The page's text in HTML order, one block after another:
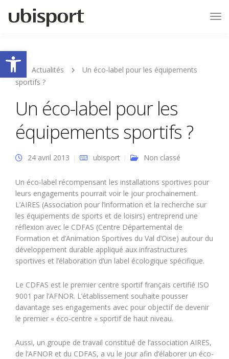
Ouvrir la barre d’outils
Actualités
Un éco-label pour les équipements
sportifs ?
Un éco-label pour les
équipements sportifs ?
24 avril 2013 ubisport Non classé
Un éco-label récompensant les installations sportives pour
leurs engagements pourrait voir le jour prochainement.
L’AIRES (Association pour l’information et la recherche sur
les équipements de sports et de loisirs) entreprend une
réflexion avec le CDFAS (Centre Départemental de
Formation et d’Animation Sportives du Val d’Oise) autour du
développement durable appliqué aux infrastructures
sportives et l’élaboration d’un label écologique spécifique.
Le CDFAS est le premier centre sportif français certifié ISO
9001 par l’AFNOR. L’établissement souhaite pousser
davantage ses engagements avec pour objectif de devenir
le premier « éco-centre » sportif de haut niveau.
Aussi, un groupe de travail constitué de l’association AIRES,
de l’AFNOR et du CDFAS, a vu le jour afin d’élaborer un éco-